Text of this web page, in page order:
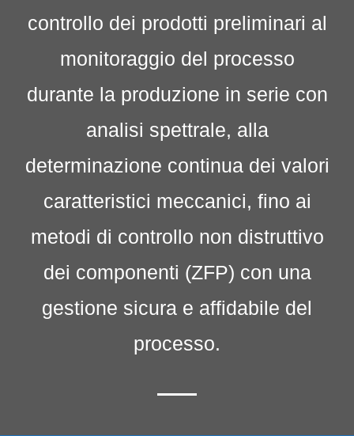
controllo dei prodotti preliminari al
monitoraggio del processo
durante la produzione in serie con
analisi spettrale, alla
determinazione continua dei valori
caratteristici meccanici, fino ai
metodi di controllo non distruttivo
dei componenti (ZFP) con una
gestione sicura e affidabile del
processo.